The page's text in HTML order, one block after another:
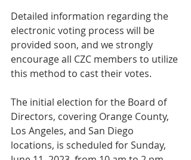
Detailed information regarding the
electronic voting process will be
provided soon, and we strongly
encourage all CZC members to utilize
this method to cast their votes.
The initial election for the Board of
Directors, covering Orange County,
Los Angeles, and San Diego
locations, is scheduled for Sunday,